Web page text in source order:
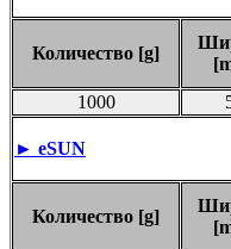
Количество [g]
1000
► eSUN
Количество [g]